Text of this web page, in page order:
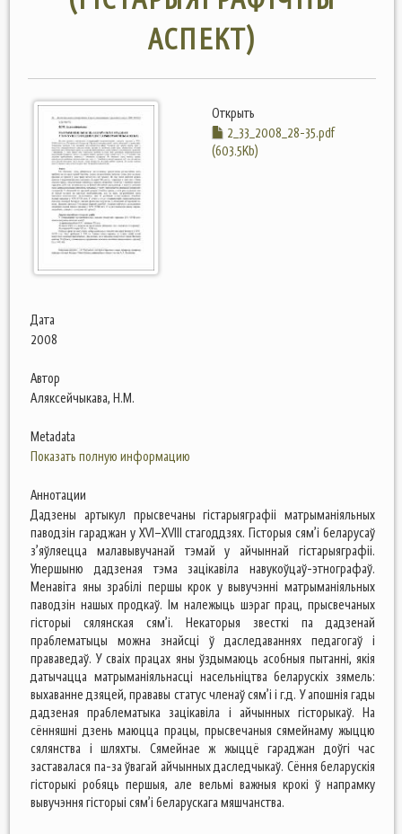
АСПЕКТ)
Открыть
2_33_2008_28-35.pdf
(603.5Kb)
Дата
2008
Автор
Аляксейчыкава, Н.М.
Metadata
Показать полную информацию
Аннотации
Дадзены артыкул прысвечаны гістарыяграфіі матрыманіяльных
паводзін гараджан у XVI–XVIII стагоддзях. Гісторыя сям’і беларусаў
з’яўляецца малавывучанай тэмай у айчыннай гістарыяграфіі.
Упершыню дадзеная тэма зацікавіла навукоўцаў-этнографаў.
Менавіта яны зрабілі першы крок у вывучэнні матрыманіяльных
паводзін нашых продкаў. Ім належыць шэраг прац, прысвечаных
гісторыі сялянская сям’і. Некаторыя звесткі па дадзенай
праблематыцы можна знайсці ў даследаваннях педагогаў і
прававедаў. У сваіх працах яны ўздымаюць асобныя пытанні, якія
датычацца матрыманіяльнасці насельніцтва беларускіх зямель:
выхаванне дзяцей, прававы статус членаў сям’і і г.д. У апошнія гады
дадзеная праблематыка зацікавіла і айчынных гісторыкаў. На
сённяшні дзень маюцца працы, прысвечаныя сямейнаму жыццю
сялянства і шляхты. Сямейнае ж жыццё гараджан доўгі час
заставалася па-за ўвагай айчынных даследчыкаў. Сёння беларускія
гісторыкі робяць першыя, але вельмі важныя крокі ў напрамку
вывучэння гісторыі сям’і беларускага мяшчанства.